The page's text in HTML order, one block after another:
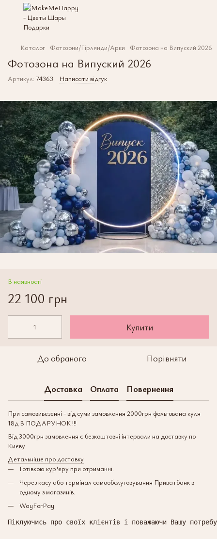
Каталог Фотозони/Гірлянди/Арки Фотозона на Випуский 2026
Фотозона на Випуский 2026
Артикул: 74363 Написати відгук
В наявності
22 100 грн
Купити
До обраного Порівняти
Доставка Оплата Повернення
При самовивезенні - від суми замовлення 2000грн фольгована куля
18д В ПОДАРУНОК !!!
Від 3000грн замовлення є безкоштовні інтервали на доставку по
Києву
Детальніше про доставку
Готівкою кур'єру при отриманні.
Через касу або термінал самообслуговування Приватбанк в
одному з магазинів.
WayForPay
Піклуючись про своїх клієнтів і поважаючи Вашу